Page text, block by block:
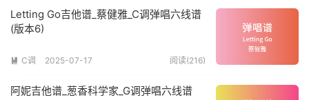
Letting Go吉他谱_蔡健雅_C调弹唱六线谱
(版本6)
 C调 2025-07-17 阅读(216)
阿妮吉他谱_葱香科学家_G调弹唱六线谱